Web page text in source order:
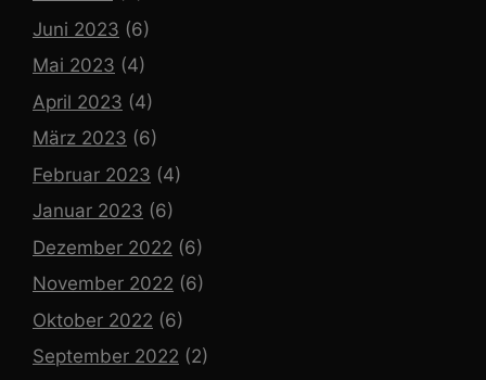
Juni 2023 (6)
Mai 2023 (4)
April 2023 (4)
März 2023 (6)
Februar 2023 (4)
Januar 2023 (6)
Dezember 2022 (6)
November 2022 (6)
Oktober 2022 (6)
September 2022 (2)